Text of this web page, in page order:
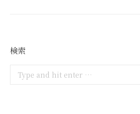
検索